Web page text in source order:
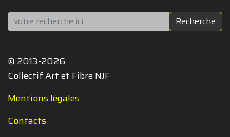
Rechercher Recherche
© 2013-2026
Collectif Art et Fibre NJF
Mentions légales
Contacts